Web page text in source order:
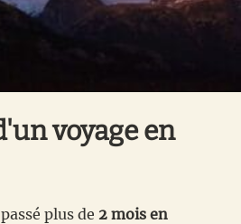
voyage en
plus de 2 mois en